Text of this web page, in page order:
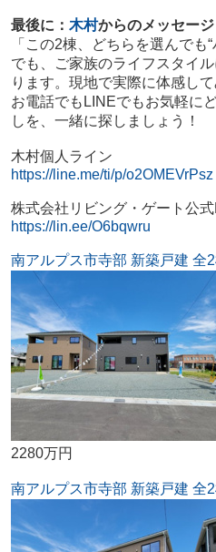
最後に： 木村からのメッセージ
「この2棟、どちらを選んでも“
でも、ご家族のライフスタイ
ります。現地で実際に体感して
お電話でもLINEでもお気軽に
しを、一緒に探しましょう！
木村個人ライン
https://line.me/ti/p/o2OMEVrPsz
株式会社リビング・ゲート公
https://lin.ee/O6bqwru
南アルプス市寺部 新築戸建 全
2280万円
南アルプス市寺部 新築戸建 全